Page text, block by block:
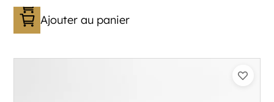
Ajouter au panier